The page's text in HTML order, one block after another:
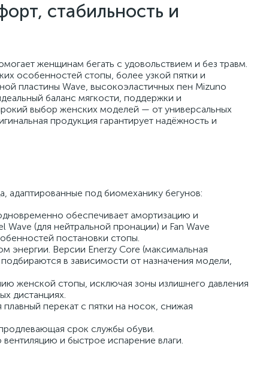
стабильность и
женщинам бегать с удовольствием и без травм.
особенностей стопы, более узкой пятки и
пластины Wave, высокоэластичных пен Mizuno
баланс мягкости, поддержки и
выбор женских моделей — от универсальных
продукция гарантирует надёжность и
под биомеханику бегунов:
обеспечивает амортизацию и
(для нейтральной пронации) и Fan Wave
постановки стопы.
энергии. Версии Enerzy Core (максимальная
в зависимости от назначения модели,
женской стопы, исключая зоны излишнего давления
дистанциях.
перекат с пятки на носок, снижая
срок службы обуви.
и быстрое испарение влаги.